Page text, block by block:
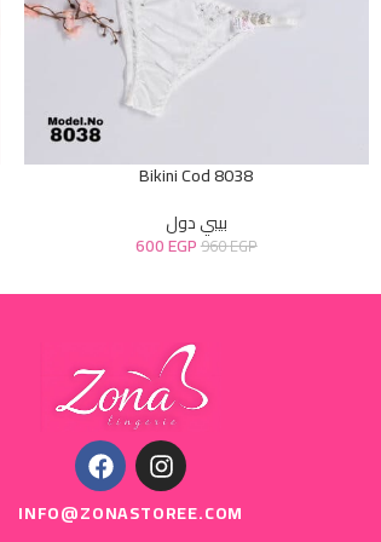
Bikini Cod 8038
بيبي دول
960EGP
600EGP
INFO@ZONASTOREE.COM